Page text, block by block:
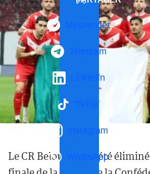
Messenger
Telegram
LinkedIn
TikTok
Instagram
WhatsApp
Le CR Belouizdad a été